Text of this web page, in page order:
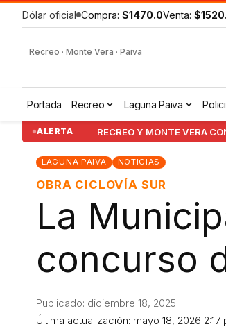
Dólar oficial Compra: $1470.0Venta:
Recreo · Monte Vera · Paiva
Portada Recreo Laguna Paiva
ALERTA RECREO Y MONTE VERA
LAGUNA PAIVA NOTICIAS
OBRA CICLOVÍA SUR
La
concurso
Última actualización: mayo 18, 2026 2:17
Publicado: diciembre 18, 2025